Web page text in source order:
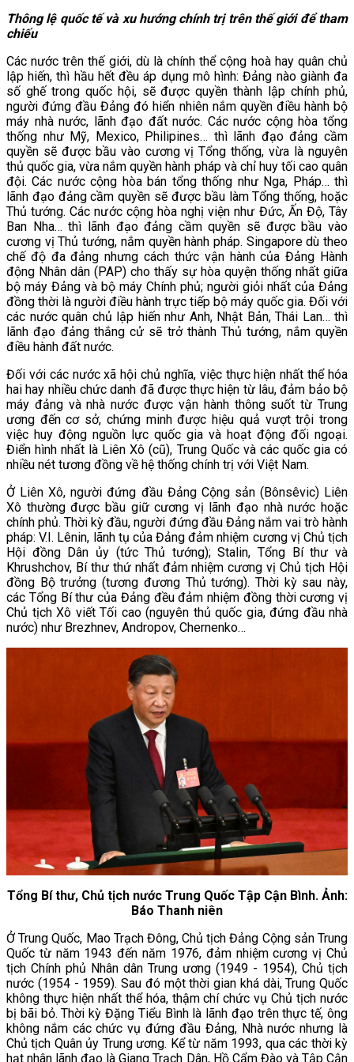
Thông lệ quốc tế và xu hướng chính trị trên thế giới để tham
chiếu
Các nước trên thế giới, dù là chính thể cộng hoà hay quân chủ
lập hiến, thì hầu hết đều áp dụng mô hình: Đảng nào giành đa
số ghế trong quốc hội, sẽ được quyền thành lập chính phủ,
người đứng đầu Đảng đó hiển nhiên nắm quyền điều hành bộ
máy nhà nước, lãnh đạo đất nước. Các nước cộng hòa tổng
thống như Mỹ, Mexico, Philipines… thì lãnh đạo đảng cầm
quyền sẽ được bầu vào cương vị Tổng thống, vừa là nguyên
thủ quốc gia, vừa nắm quyền hành pháp và chỉ huy tối cao quân
đội. Các nước cộng hòa bán tổng thống như Nga, Pháp… thì
lãnh đạo đảng cầm quyền sẽ được bầu làm Tổng thống, hoặc
Thủ tướng. Các nước cộng hòa nghị viện như Đức, Ấn Độ, Tây
Ban Nha… thì lãnh đạo đảng cầm quyền sẽ được bầu vào
cương vị Thủ tướng, nắm quyền hành pháp. Singapore dù theo
chế độ đa đảng nhưng cách thức vận hành của Đảng Hành
động Nhân dân (PAP) cho thấy sự hòa quyện thống nhất giữa
bộ máy Đảng và bộ máy Chính phủ; người giỏi nhất của Đảng
đồng thời là người điều hành trực tiếp bộ máy quốc gia. Đối với
các nước quân chủ lập hiến như Anh, Nhật Bản, Thái Lan… thì
lãnh đạo đảng thắng cử sẽ trở thành Thủ tướng, nắm quyền
điều hành đất nước.
Đối với các nước xã hội chủ nghĩa, việc thực hiện nhất thể hóa
hai hay nhiều chức danh đã được thực hiện từ lâu, đảm bảo bộ
máy đảng và nhà nước được vận hành thông suốt từ Trung
ương đến cơ sở, chứng minh được hiệu quả vượt trội trong
việc huy động nguồn lực quốc gia và hoạt động đối ngoại.
Điển hình nhất là Liên Xô (cũ), Trung Quốc và các quốc gia có
nhiều nét tương đồng về hệ thống chính trị với Việt Nam.
Ở Liên Xô, người đứng đầu Đảng Cộng sản (Bônsêvic) Liên
Xô thường được bầu giữ cương vị lãnh đạo nhà nước hoặc
chính phủ. Thời kỳ đầu, người đứng đầu Đảng nắm vai trò hành
pháp: V.I. Lênin, lãnh tụ của Đảng đảm nhiệm cương vị Chủ tịch
Hội đồng Dân ủy (tức Thủ tướng); Stalin, Tổng Bí thư và
Khrushchov, Bí thư thứ nhất đảm nhiệm cương vị Chủ tịch Hội
đồng Bộ trưởng (tương đương Thủ tướng). Thời kỳ sau này,
các Tổng Bí thư của Đảng đều đảm nhiệm đồng thời cương vị
Chủ tịch Xô viết Tối cao (nguyên thủ quốc gia, đứng đầu nhà
nước) như Brezhnev, Andropov, Chernenko…
Tổng Bí thư, Chủ tịch nước Trung Quốc Tập Cận Bình. Ảnh:
Báo Thanh niên
Ở Trung Quốc, Mao Trạch Đông, Chủ tịch Đảng Cộng sản Trung
Quốc từ năm 1943 đến năm 1976, đảm nhiệm cương vị Chủ
tịch Chính phủ Nhân dân Trung ương (1949 - 1954), Chủ tịch
nước (1954 - 1959). Sau đó một thời gian khá dài, Trung Quốc
không thực hiện nhất thể hóa, thậm chí chức vụ Chủ tịch nước
bị bãi bỏ. Thời kỳ Đặng Tiểu Bình là lãnh đạo trên thực tế, ông
không nắm các chức vụ đứng đầu Đảng, Nhà nước nhưng là
Chủ tịch Quân ủy Trung ương. Kể từ năm 1993, qua các thời kỳ
hạt nhân lãnh đạo là Giang Trạch Dân, Hồ Cẩm Đào và Tập Cận